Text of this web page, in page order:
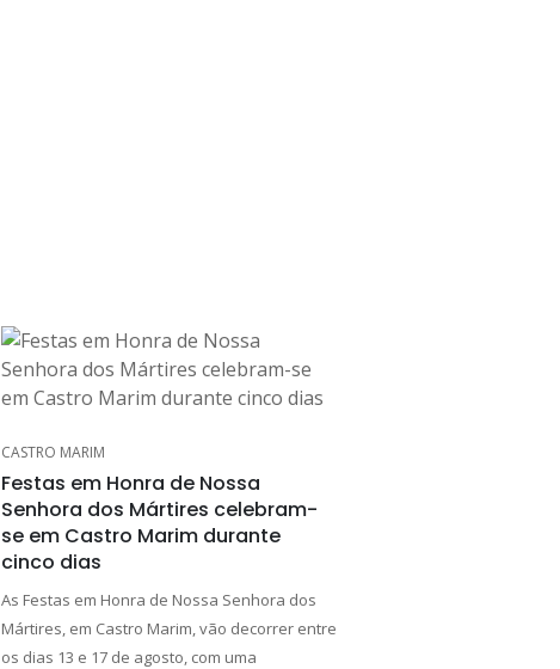
CASTRO MARIM
Festas em Honra de Nossa
Senhora dos Mártires celebram-
se em Castro Marim durante
cinco dias
As Festas em Honra de Nossa Senhora dos
Mártires, em Castro Marim, vão decorrer entre
os dias 13 e 17 de agosto, com uma